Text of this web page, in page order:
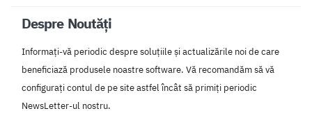
Despre Noutăți
Informați-vă periodic despre soluțiile și actualizările noi de care
beneficiază produsele noastre software. Vă recomandăm să vă
configurați contul de pe site astfel încât să primiți periodic
NewsLetter-ul nostru.